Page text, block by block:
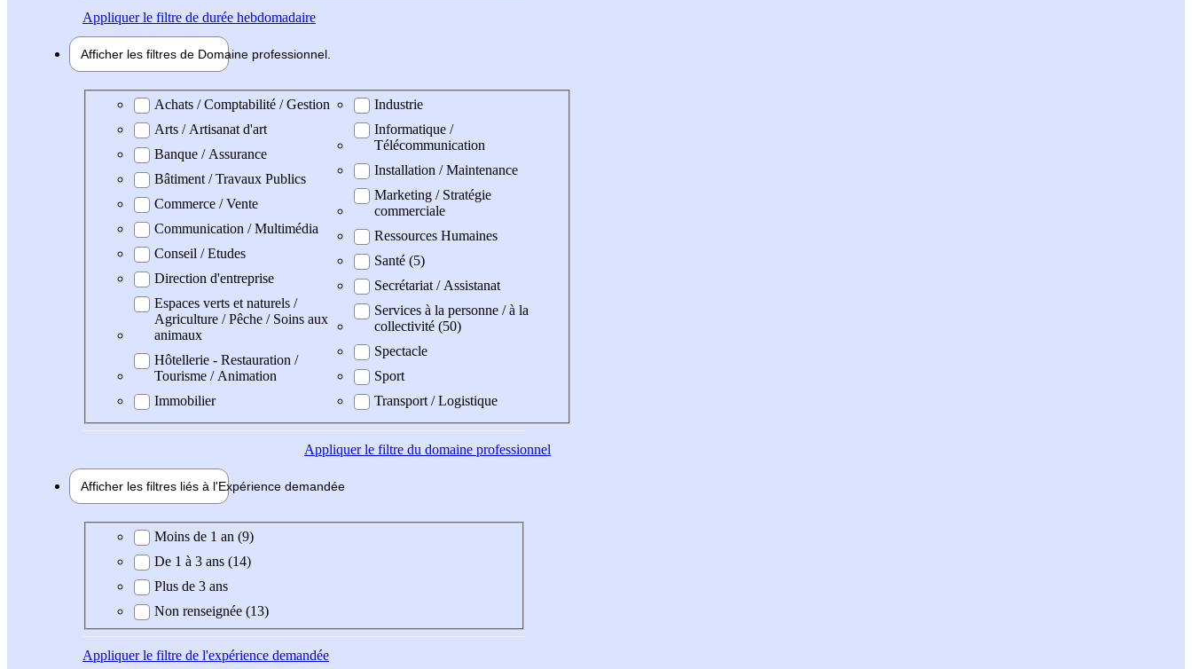
Appliquerle filtre de durée hebdomadaire
Afficher les filtres de Domaine professionnel
Domaine professionel
Achats / Comptabilité / Gestion
Arts / Artisanat d'art
Banque / Assurance
Bâtiment / Travaux Publics
Commerce / Vente
Communication / Multimédia
Conseil / Etudes
Direction d'entreprise
Espaces verts et naturels /
Agriculture / Pêche / Soins aux
animaux
Hôtellerie - Restauration /
Tourisme / Animation
Immobilier
Industrie
Informatique /
Télécommunication
Installation / Maintenance
Marketing / Stratégie
commerciale
Ressources Humaines
Santé (5)
Secrétariat / Assistanat
Services à la personne / à la
collectivité (50)
Spectacle
Sport
Transport / Logistique
Appliquerle filtre du domaine professionnel
Afficher les filtres liés à l'Expérience demandée
Expérience demandée
Moins de 1 an (9)
De 1 à 3 ans (14)
Plus de 3 ans
Non renseignée (13)
Appliquerle filtre de l'expérience demandée